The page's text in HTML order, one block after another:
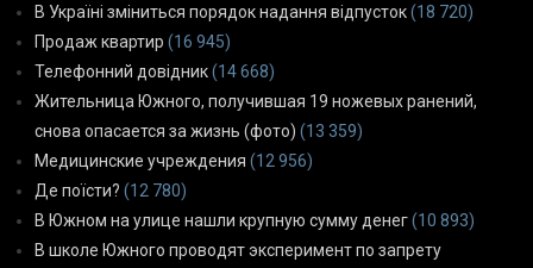
В Україні зміниться порядок надання відпусток(18 720)
Продаж квартир (16 945)
Телефонний довідник(14 668)
Жительница Южного, получившая 19 ножевых ранений,
снова опасается за жизнь (фото) (13 359)
Медицинские учреждения (12 956)
Де поїсти? (12 780)
В Южном на улице нашли крупную сумму денег(10 893)
В школе Южного проводят эксперимент по запрету